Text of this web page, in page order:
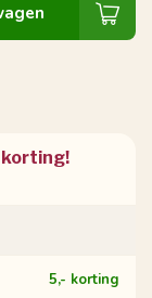
korting!
5,- korting